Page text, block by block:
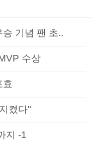
기념 팬 초..
수상
효
켰다"
지 -1